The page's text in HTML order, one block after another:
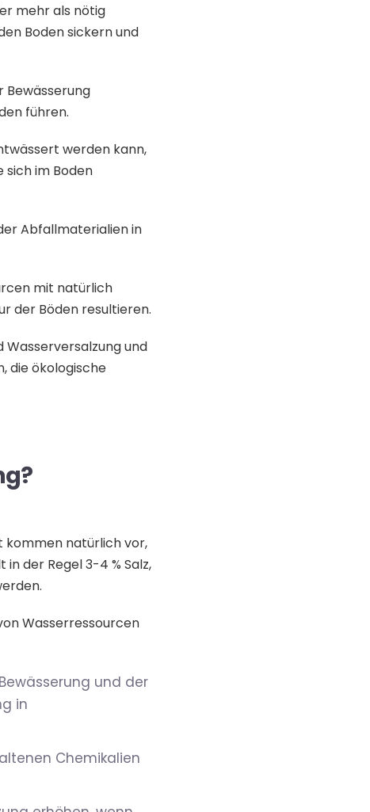
mehr als nötig
Boden sickern und
Bewässerung
führen.
werden kann,
sich im Boden
Abfallmaterialien in
mit natürlich
der Böden resultieren.
Wasserversalzung und
die ökologische
kommen natürlich vor,
der Regel 3-4 % Salz,
Wasserressourcen
und der
in
Chemikalien